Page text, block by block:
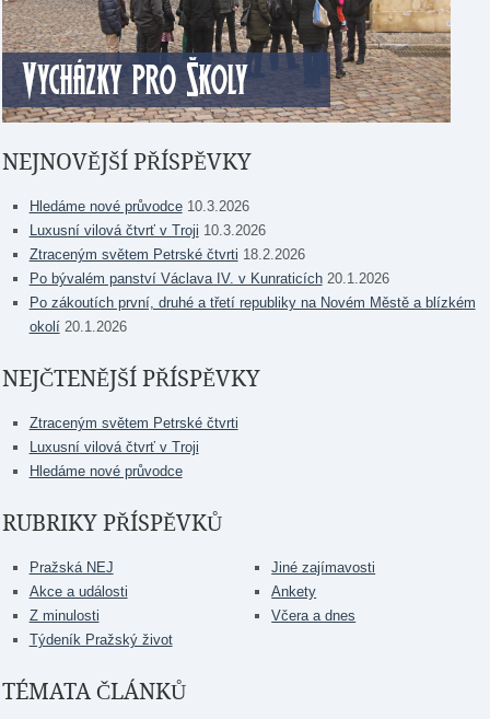
NEJNOVĚJŠÍ PŘÍSPĚVKY
Hledáme nové průvodce 10.3.2026
Luxusní vilová čtvrť v Troji 10.3.2026
Ztraceným světem Petrské čtvrti 18.2.2026
Po bývalém panství Václava IV. v Kunraticích 20.1.2026
Po zákoutích první, druhé a třetí republiky na Novém Městě a blízkém
okolí 20.1.2026
NEJČTENĚJŠÍ PŘÍSPĚVKY
Ztraceným světem Petrské čtvrti
Luxusní vilová čtvrť v Troji
Hledáme nové průvodce
RUBRIKY PŘÍSPĚVKŮ
Pražská NEJ
Akce a události
Z minulosti
Týdeník Pražský život
Jiné zajímavosti
Ankety
Včera a dnes
TÉMATA ČLÁNKŮ